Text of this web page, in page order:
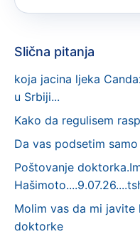
Slična pitanja
koja jacina ljeka
u Srbiji...
Kako da regulisem
Da vas podsetim
Poštovanje
Molim vas da mi
doktorke